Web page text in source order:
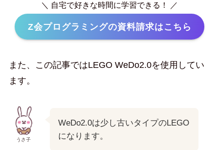
＼ 自宅で好きな時間に学習できる！ ／
Z会プログラミングの資料請求はこちら
また、この記事ではLEGO WeDo2.0を使用してい
ます。
うさ子
WeDo2.0は少し古いタイプのLEGO
になります。